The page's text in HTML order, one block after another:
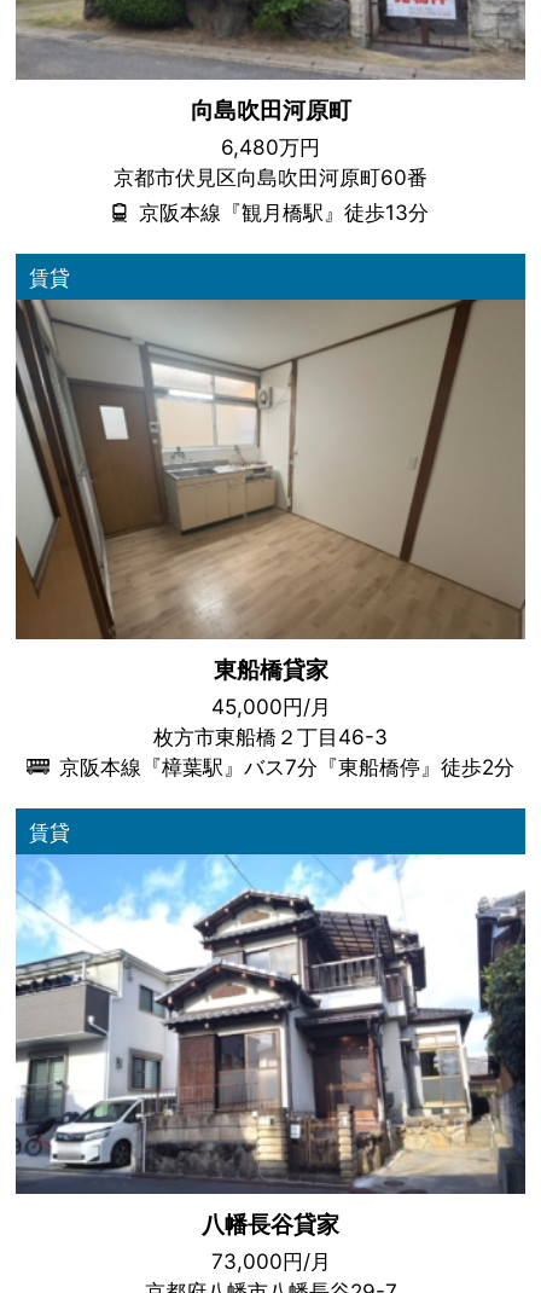
向島吹田河原町
6,480万円
京都市伏見区向島吹田河原町60番
京阪本線『観月橋駅』徒歩13分
賃貸
東船橋貸家
45,000円/月
枚方市東船橋２丁目46-3
京阪本線『樟葉駅』バス7分『東船橋停』徒歩2分
賃貸
八幡長谷貸家
73,000円/月